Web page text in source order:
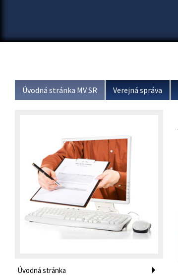
Úvodná stránka MV SR Verejná správa
Úvodná stránka